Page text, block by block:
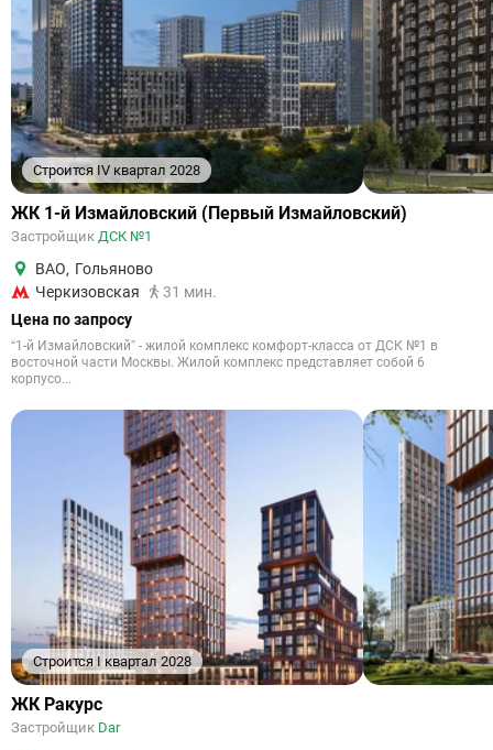
Строится IV квартал 2028
ЖК 1-й Измайловский (Первый Измайловский)
Застройщик ДСК №1
ВАО, Гольяново
Черкизовская
31 мин.
Цена по запросу
“1-й Измайловский” - жилой комплекс комфорт-класса от ДСК №1 в
восточной части Москвы. Жилой комплекс представляет собой 6
корпусо...
Строится I квартал 2028
ЖК Ракурс
Застройщик Dar